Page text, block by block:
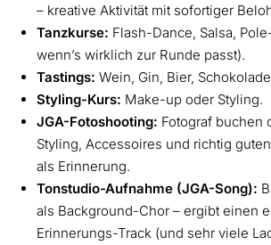
– kreative Aktivität mit sofortiger
Tanzkurse: Flash-Dance, Salsa,
wenn’s wirklich zur Runde passt).
Tastings: Wein, Gin, Bier,
Styling-Kurs: Make-up oder Styling.
JGA-Fotoshooting: Fotograf buchen
Styling, Accessoires und richtig
als Erinnerung.
Tonstudio-Aufnahme (JGA-Song):
als Background-Chor – ergibt einen
Erinnerungs-Track (und sehr viele